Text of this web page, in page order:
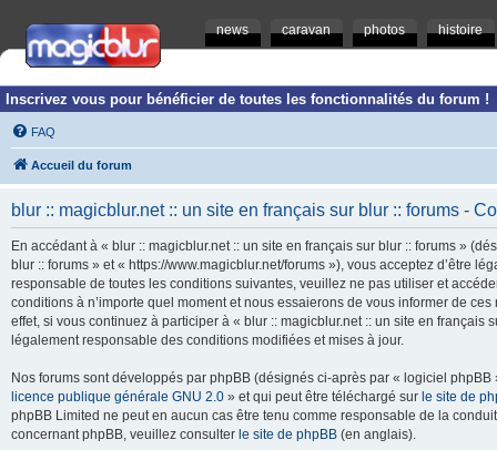
news caravan photos histoire
Inscrivez vous pour bénéficier de toutes les fonctionnalités du forum !
FAQ
Accueil du forum
blur :: magicblur.net :: un site en français sur blur :: forums -
En accédant à « blur :: magicblur.net :: un site en français sur blur :: forums »
blur :: forums » et « https://www.magicblur.net/forums »), vous acceptez d’être
responsable de toutes les conditions suivantes, veuillez ne pas utiliser et
conditions à n’importe quel moment et nous essaierons de vous informer de
effet, si vous continuez à participer à « blur :: magicblur.net :: un site en
légalement responsable des conditions modifiées et mises à jour.
Nos forums sont développés par phpBB (désignés ci-après par « logiciel
licence publique générale GNU 2.0 » et qui peut être téléchargé sur le site de
phpBB Limited ne peut en aucun cas être tenu comme responsable de la
concernant phpBB, veuillez consulter le site de phpBB (en anglais).